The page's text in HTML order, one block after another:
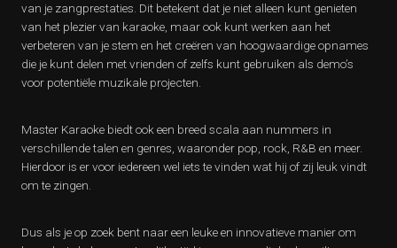
van je zangprestaties. Dit betekent dat je niet alleen kunt genieten
van het plezier van karaoke, maar ook kunt werken aan het
verbeteren van je stem en het creëren van hoogwaardige opnames
die je kunt delen met vrienden of zelfs kunt gebruiken als demo’s
voor potentiële muzikale projecten.
Master Karaoke biedt ook een breed scala aan nummers in
verschillende talen en genres, waaronder pop, rock, R&B en meer.
Hierdoor is er voor iedereen wel iets te vinden wat hij of zij leuk vindt
om te zingen.
Dus als je op zoek bent naar een leuke en innovatieve manier om